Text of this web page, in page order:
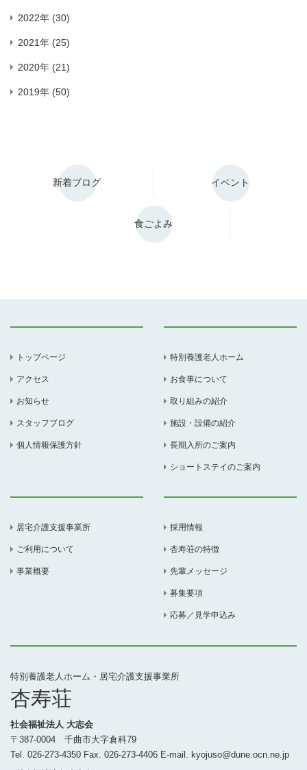
2022年 (30)
2021年 (25)
2020年 (21)
2019年 (50)
新着ブログ イベント
食ごよみ
特別養護老人ホーム・居宅介護支援事業所
杏寿荘
社会福祉法人 大志会
〒387-0004 千曲市大字倉科79
Tel. 026-273-4350 Fax. 026-273-4406 E-mail. kyojuso@dune.ocn.ne.jp
トップページ
アクセス
お知らせ
スタッフブログ
個人情報保護方針
特別養護老人ホーム
お食事について
取り組みの紹介
施設・設備の紹介
長期入所のご案内
ショートステイのご案内
居宅介護支援事業所
ご利用について
事業概要
採用情報
杏寿荘の特徴
先輩メッセージ
募集要項
応募／見学申込み